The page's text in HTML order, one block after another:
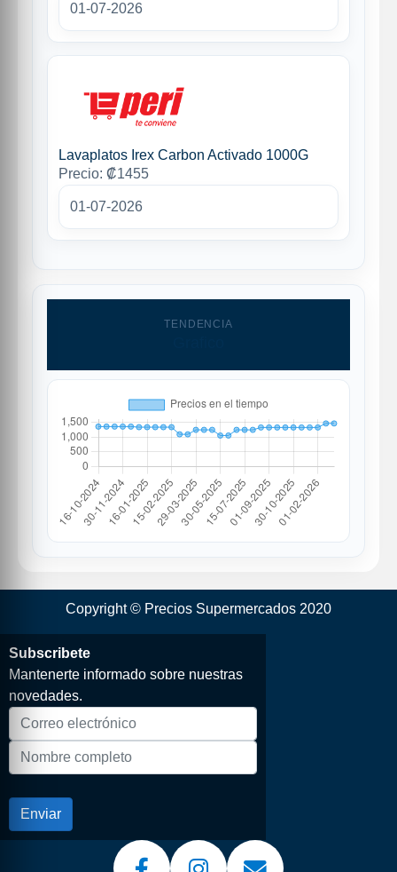
01-07-2026
Lavaplatos Irex Carbon Activado 1000G
Precio: ₡1455
01-07-2026
TENDENCIA
Copyright © Precios Supermercados 2020
Subscribete
Mantenerte informado sobre nuestras
novedades.